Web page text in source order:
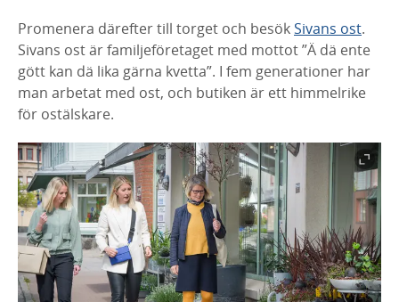
Promenera därefter till torget och besökSivans ost.
Sivans ost är familjeföretaget med mottot ”Ä dä ente
gött kan dä lika gärna kvetta”. I fem generationer har
man arbetat med ost, och butiken är ett himmelrike
för ostälskare.